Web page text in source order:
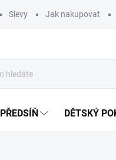
Slevy Jak nakupovat
PŘEDSÍŇ DĚTSKÝ